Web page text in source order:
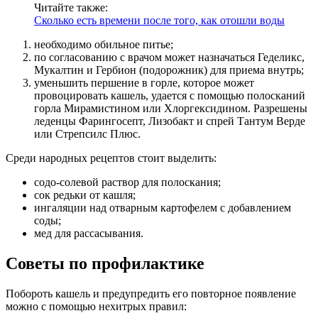
Читайте также:
Сколько есть времени после того, как отошли воды
необходимо обильное питье;
по согласованию с врачом может назначаться Геделикс,
Мукалтин и Гербион (подорожник) для приема внутрь;
уменьшить першение в горле, которое может
провоцировать кашель, удается с помощью полосканий
горла Мирамистином или Хлоргексидином. Разрешены
леденцы Фарингосепт, Лизобакт и спрей Тантум Верде
или Стрепсилс Плюс.
Среди народных рецептов стоит выделить:
содо-солевой раствор для полоскания;
сок редьки от кашля;
ингаляции над отварным картофелем с добавлением
соды;
мед для рассасывания.
Советы по профилактике
Побороть кашель и предупредить его повторное появление
можно с помощью нехитрых правил: